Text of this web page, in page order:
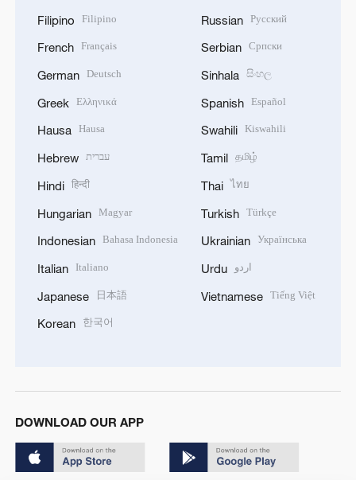
Filipino Filipino
French Français
German Deutsch
Greek Ελληνικά
Hausa Hausa
Hebrew עברית
Hindi हिन्दी
Hungarian Magyar
Indonesian Bahasa Indonesia
Italian Italiano
Japanese 日本語
Korean 한국어
Russian Русский
Serbian Српски
Sinhala සිංහල
Spanish Español
Swahili Kiswahili
Tamil தமிழ்
Thai ไทย
Turkish Türkçe
Ukrainian Українська
Urdu اردو
Vietnamese Tiếng Việt
DOWNLOAD OUR APP